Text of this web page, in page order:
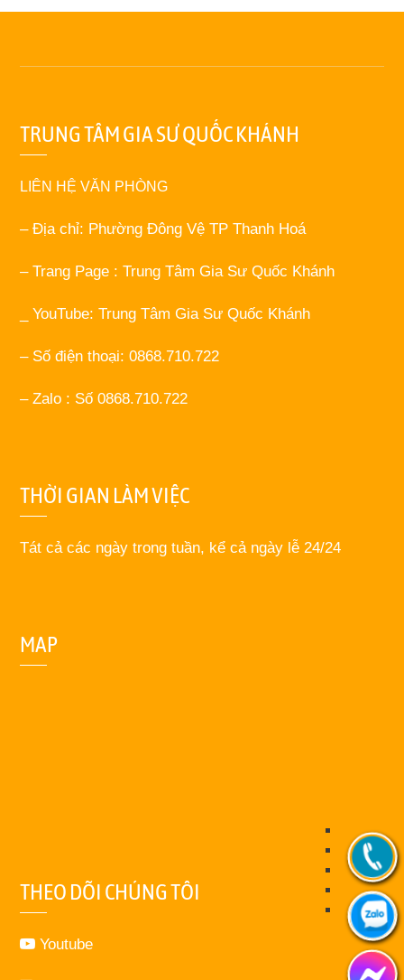
TRUNG TÂM GIA SƯ QUỐC KHÁNH
LIÊN HỆ VĂN PHÒNG
– Địa chỉ: Phường Đông Vệ TP Thanh Hoá
– Trang Page : Trung Tâm Gia Sư Quốc Khánh
_ YouTube: Trung Tâm Gia Sư Quốc Khánh
– Số điện thoại: 0868.710.722
– Zalo : Số 0868.710.722
THỜI GIAN LÀM VIỆC
Tát cả các ngày trong tuần, kể cả ngày lễ 24/24
MAP
THEO DÕI CHÚNG TÔI
Youtube